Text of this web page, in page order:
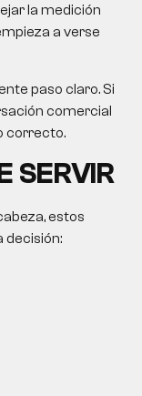
la medición
a verse
paso claro. Si
comercial
correcto.
SERVIR
estos
decisión: